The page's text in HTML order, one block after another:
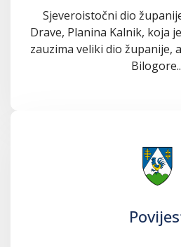
Sjeveroistočni dio
Drave, Planina Kalnik, koja
zauzima veliki dio županije,